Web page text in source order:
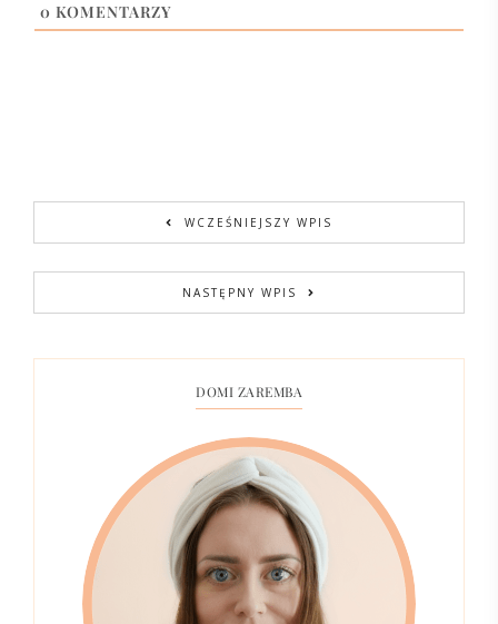
0 KOMENTARZY
WCZEŚNIEJSZY WPIS
NASTĘPNY WPIS
DOMI ZAREMBA